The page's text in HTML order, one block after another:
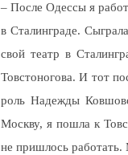
– После Одессы я
в Сталинграде.
свой театр в
Товстоногова. И тот
роль Надежды
Москву, я пошла к
не пришлось работать.